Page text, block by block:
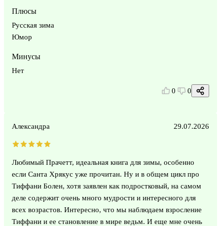
Плюсы
Русская зима
Юмор
Минусы
Нет
0 0
Александра 29.07.2026
Любимый Прачетт, идеальная книга для зимы, особенно
если Санта Хрякус уже прочитан. Ну и в общем цикл про
Тиффани Болен, хотя заявлен как подростковый, на самом
деле содержит очень много мудрости и интересного для
всех возрастов. Интересно, что мы наблюдаем взросление
Тиффани и ее становление в мире ведьм. И еще мне очень